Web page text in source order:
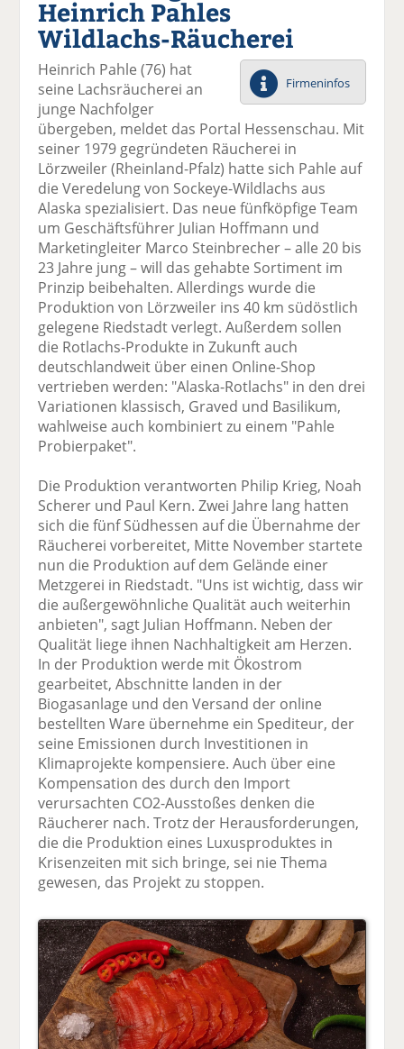
uf
F
ac
e
b
o
o
k
te
il
e
n
tt
er
n
Li
n
k
e
n
te
il
e
n
E
m
ai
l
er
n
e
n
ck
e
n
Heinrich Pahles
Wildlachs-Räucherei
Firmeninfos
Heinrich Pahle (76) hat
seine Lachsräucherei an
junge Nachfolger
übergeben, meldet das Portal Hessenschau. Mit
seiner 1979 gegründeten Räucherei in
Lörzweiler (Rheinland-Pfalz) hatte sich Pahle auf
die Veredelung von Sockeye-Wildlachs aus
Alaska spezialisiert. Das neue fünfköpfige Team
um Geschäftsführer Julian Hoffmann und
Marketingleiter Marco Steinbrecher – alle 20 bis
23 Jahre jung – will das gehabte Sortiment im
Prinzip beibehalten. Allerdings wurde die
Produktion von Lörzweiler ins 40 km südöstlich
gelegene Riedstadt verlegt. Außerdem sollen
die Rotlachs-Produkte in Zukunft auch
deutschlandweit über einen Online-Shop
vertrieben werden: "Alaska-Rotlachs" in den drei
Variationen klassisch, Graved und Basilikum,
wahlweise auch kombiniert zu einem "Pahle
Probierpaket".
Die Produktion verantworten Philip Krieg, Noah
Scherer und Paul Kern. Zwei Jahre lang hatten
sich die fünf Südhessen auf die Übernahme der
Räucherei vorbereitet, Mitte November startete
nun die Produktion auf dem Gelände einer
Metzgerei in Riedstadt. "Uns ist wichtig, dass wir
die außergewöhnliche Qualität auch weiterhin
anbieten", sagt Julian Hoffmann. Neben der
Qualität liege ihnen Nachhaltigkeit am Herzen.
In der Produktion werde mit Ökostrom
gearbeitet, Abschnitte landen in der
Biogasanlage und den Versand der online
bestellten Ware übernehme ein Spediteur, der
seine Emissionen durch Investitionen in
Klimaprojekte kompensiere. Auch über eine
Kompensation des durch den Import
verursachten CO2-Ausstoßes denken die
Räucherer nach. Trotz der Herausforderungen,
die die Produktion eines Luxusproduktes in
Krisenzeiten mit sich bringe, sei nie Thema
gewesen, das Projekt zu stoppen.